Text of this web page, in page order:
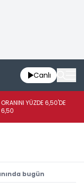
Canlı
YÜZDE 6,50'DE
6,50
bugün